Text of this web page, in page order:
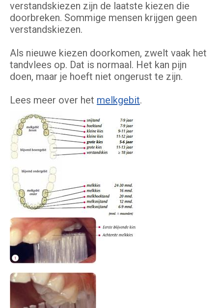
verstandskiezen zijn de laatste kiezen die
doorbreken. Sommige mensen krijgen geen
verstandskiezen.
Als nieuwe kiezen doorkomen, zwelt vaak het
tandvlees op. Dat is normaal. Het kan pijn
doen, maar je hoeft niet ongerust te zijn.
Lees meer over het melkgebit.